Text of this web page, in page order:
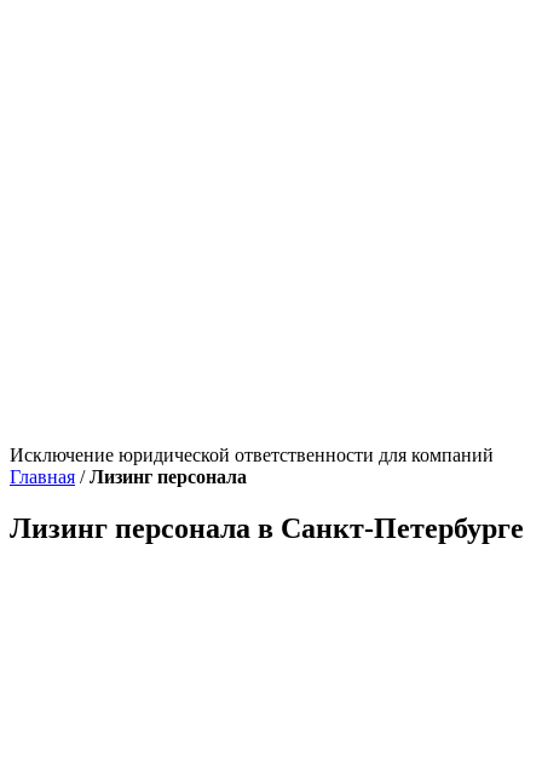
Исключение юридической ответственности для компаний
Главная /Лизинг персонала
Лизинг персонала в Санкт-Петербурге